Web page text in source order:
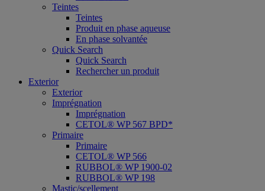
Teintes
Teintes
Produit en phase aqueuse
En phase solvantée
Quick Search
Quick Search
Rechercher un produit
Exterior
Exterior
Imprégnation
Imprégnation
CETOL® WP 567 BPD*
Primaire
Primaire
CETOL® WP 566
RUBBOL® WP 1900-02
RUBBOL® WP 198
Mastic/scellement